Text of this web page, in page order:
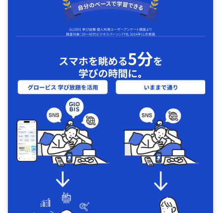
スマホを眺める5分を
学びの時間に｡